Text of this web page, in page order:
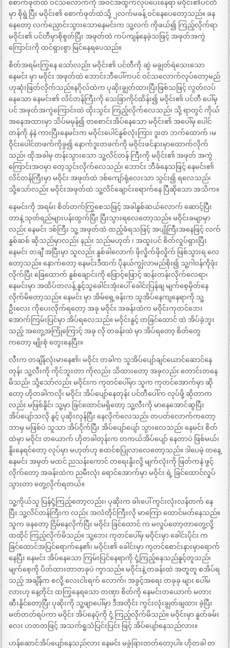
စောက်ဖုတ်ထဲ ဝင်သလောက်ကို အဝင်အထွက်လုပ်ပေးနေရာ မဝိုင်း၏ပင်တီ
မှာ စိုရွဲ ပြီး မဝိုင်း၏ စောက်ဖုတ်ထဲသို့ ၂လက်မခန့် ဝင်နေပေတော့သည်။ ခန
နေတော့ လက်ညှောင်းသွားသောနေမင်းက သူ့လက် ကိုဖယ်၍ ကြည့်လိုက်ရာ
မဝိုင်း၏ ပင်တီမှာစိုစွတ်ပြီး အဖုတ်ထဲ ကပ်ကျန်နေခဲ့သဖြင့် အဖုတ်အကွဲ
ကြောင်းကို ထင်ရှားစွာ မြင်နေရပေသည်။
စိတ်အရမ်းကြွနေ သော်လည်း မဝိုင်း၏ ပင်တီကို ဆွဲ မချွတ်ရဲသေးသော
နေမင်း မှာ မဝိုင်း အဖုတ်ထဲ ဘောင်းဘီပေါ်ကပင် ဝင်သလောက်လုပ်တော့မည်
ဟုဆုံးဖြတ်လိုက်သည်။နဂိုလ်ထဲက ပုဆိုးချွတ်ထားပြီးဖြစ်သဖြင့် လွတ်လပ်
နေသော နေမင်း၏ လိင်တန်ကြီးကို သေခြာကိုင်ထိန်း၍ မဝိုင်း၏ ပင်တီ ပေါ်မှ
ပင် အဖုတ်အကွဲကြောင်းထဲ ထိုးသွင်း ကြည့်လိုက်လေသည်၊ သို့ ရာတွင် ကိုယ်
အနေအထားမှာ သိပ်မမှန်၍ တစောင်းအိပ်နေသော မဝိုင်း၏ အပေါ်မှ ပေါင်
တန်ကို နဲနဲ ကားပြီးနေမင်းက မဝိုင်းပေါင်နူစ်လုံးကြား ဒူးတ ဘက်ထောက် ၊မ
ဝိုင်းပေါင်တဖက်ကိုခွ၍ နောက်ဒူးတဖက်ကို မဝိုင်းဖင်နားမှာထောက်လိုက်
သည်၊ ထိုအခါမှ တန်းသွားသော သူ့လိင်တန် ကြီးကို မဝိုင်း၏ အဖုတ် အကွဲ
ကြောင်းအဝမှာ တေ့သွင်းလိုက်လေသည်၊ ဘောင်း ဘီခံနေသဖြင့် နေမင်း၏
လိင်တန်ကြီးမှာ မဝိုင်း အဖုတ်ထဲ ဒစ်ကျော်ရုံလေးသာ သွင်း၍ ရလေသည်၊
သို့သော်လည်း မဝိုင်းအဖုတ်ထဲ သူ့လိင်ချောင်းရောက်နေ ပြီဆိုသော အသိက။
နေမင်းကို အရမ်း စိတ်တက်ကြွစေသဖြင့် အခါနူစ်ဆယ်လောက် ဆောင့်ပြီး
တာနဲ့ သုတ်ရည်များပန်းထွက်ပြီး ပြီးသွားရလေတော့သည်။ မဝိုင်းခမျာမှာ
လည်း နေမင်း ဒစ်ကြီး သူ့ အဖုတ်ထဲ ထည့်ခံရသဖြင့် အပျိုကြီးအနေဖြင့် လက်
နူစ်ဆစ် ဆိုသည်မှာလည်း နည်း သည်မဟုတ် ၊ အထူးပင် စိတ်လှုပ်ရှားပြီး
နေမင်း တချီ အပြီးမှာ သူလည်း နူစ်ခါလောက် ဖိုလှိုက်ဖိုလှိုက် ဖြစ်သွားရ လေ
တော့သည်။ နောက်တော့ နေမင်းဒီထက် ပိုနယ်ကျွံလာမည်စိုး၍ သူ့ဂါဝန်ကိုဖုံး
လိုက်ပြီး ခြေထောက် နူစ်ချောင်းကို ဖြောင့်ဖြောင့် ဆန်းတန်းလိုက်လေရာ၊
နေမင်းမှာ အထိပ်တလန့် နူင့်သူခေါင်းအုံးပေါ် ခေါင်းပြန်ချ မျက်စေ့မှိတ်နေ
လိုက်မိတော့သည်။ နေမင်း မှာ အိမ်ရှေ့ခန်းက သူအိပ်နေကျနေရာကို သူ့
ဦးလေး ကိုပေးလိုက်ရတော့ အခု မဝိုင်း အခန်းထဲက မဝိုင်းကုတင်ဘေး
အောက်ကြမ်းပြင်မှာ အိပ်ရလေသည်။ မဝိုင်းနူင့် တခြင်ထောင် ထဲ အိပ်ခဲ့ဘူး
သည့် အတွေ့အကြုံကြောင့် အခု လို တခန်းထဲ မှာ အိပ်ရတော့ စိတ်တွေ
ကတော့ မျိုးစုံ တွေးနေပြီး။
လီးက တချိန်လုံးမာနေ၏၊ မဝိုင်း တခါက သူအိပ်ပျော်ချင်ယောင်ဆောင်နေ
တုန်း သူ့လီးကို ကိုင်ဘူးတာ ကိုလည်း သိထားတော့ အခုလည်း တောင်းတနေ
မိသည်၊ သို့သော်လည်း မဝိုင်းက ကုတင်ပေါ်မှာ သူက ကုတင်အောက်မှာ ဆို
တော့ ဟိုတခါကလို၊ မဝိုင်း အိပ်ပျော်နေတုန်း ပင်တီပေါ်က လုပ်ဖို့ ဆိုတာက
လည်း မဖြစ်နိူင်၊ သူ့မှာ ခြင်ထောင်မရှိတော့ သူ့လီးကို မာနေအောင်ဆွပြီး
အိပ်ပျော်သလို နူင့် ပုဆိုးလှန်ပြီး နေလိုက်လေသည်၊ တပတ်လောက်ကတော့
ဘာမှ မဖြစ်ပဲ သူသာ အိပ်ငိုက်ပြီး အိပ်ပျော်ပျော် သွားလေသည်၊ နေမင်း စိတ်
ထဲမှာ မဝိုင်း တယောက် ဟိုတခါတုန်းက တကယ်အိပ်ပျော် နေတာပဲ ဖြစ်မယ်၊
နိူးနေရင်တော့ လုပ်မှာ မဟုတ်ဟု စထင်စပြုလာလေတော့သည်။ ဒါပေမဲ့ တနေ့
နေမင်း အမှတ် မထင် ညသန်းကောင် တရေးနိူးလို့ မျက်လုံးကို ဖြတ်ကနဲ ဖွင့်
လိုက်တော့ အခန်းထဲက ညမီးလုံး ရောင်အောက်မှာ မဝိုင်း ရဲ့ ခြင်ထောင်လှုပ်
သွားတာ တွေ့လိုက်ရတယ်။
သူ့ကိုယ်သူ ပြန်ငုံ့ကြည့်တော့လည်း၊ ပုဆိုးက ခါးပေါ် ကွင်းလုံးလန်တက် နေ
ပြီး သူ့လိင်တန်ကြီးက လည်း အလံတိုင်ကြီးလို မာကြော ထောင်မတ်နေသည်။
သူက ခနတော့ ငြိမ်နေလိုက်ပြီး မဝိုင်း ခြင်ထောင် က မလှုပ်တော့တာတွေ့လို့
ထထိုင် ကြည့်လိုက်မိသည်။ သူ့ဘေး ကုတင်ပေါ်မှ မဝိုင်းမှာ ခေါင်းပိုင်း က
ခြင်ထောင်အပြင်ရောက်နေ၏၊ မဝိုင်း၏ ခေါင်းမှာ ကုတင်စောင်းနားမှာရောက်
နေပြီး နေမင်း အိပ်နေသော ကြမ်းပြင်နေရာကို ငုံ့ကြည့်နေသည်နူင့်တူသည်၊
မျက်စေ့ကို ပိတ်ထားတာတခုပဲ ကွာသည်။ မဝိုင်းနဲ့ တခန်းထဲ အတူတူ စအိပ်ရ
သည့် အချိန်က စလို့ လေးငါးရက် လောက်၊ အခွင့်အရေး တခုခု များ ပေါ်မ
လားဟု နေ့တိုင်း ထကြွနေရသော တဏှာ စိတ်ကို နေမင်းတယောက် မတား
ဆီးနိူင်တော့ပြီ၊ ပုဆိုးကို သူ့ဖျာပေါ်မှာ ဒီအတိုင်း ကွင်းလုံးချွတ်ချထား ခဲ့ပြီး
မတ်တတ်ရပ်ကာ မဝိုင်း အိပ်နေပုံကို ငုံ့ ကြည့်လိုက်မိသည်။ မဝိုင်းမှာ နူတ်ခမ်း
လေး ဟတတဖြင့် အသက်ရူသံပြင်းပြင်း ဖြင့် အိပ်ပျော်နေသည်လား။
ဟန်ဆောင်အိပ်ပျော်နေသည်လား နေမင်း မခွဲခြားတတ်တော့ပါ။ ဟိုတခါ တ